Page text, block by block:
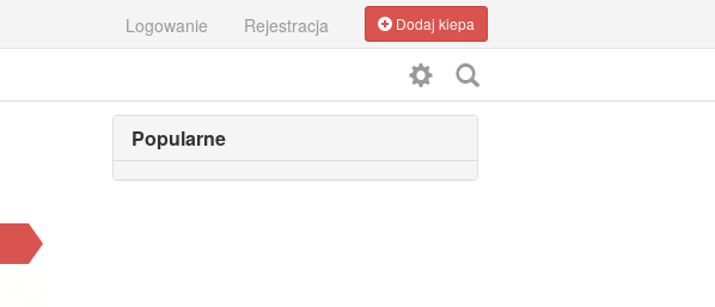
Logowanie Rejestracja Dodaj kiepa
Popularne